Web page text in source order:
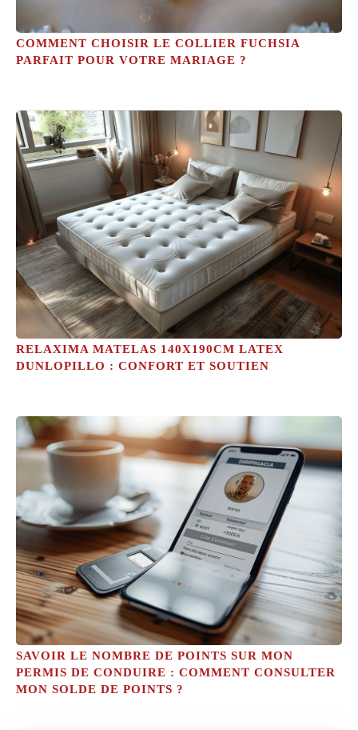
COMMENT CHOISIR LE COLLIER FUCHSIA
PARFAIT POUR VOTRE MARIAGE ?
RELAXIMA MATELAS 140X190CM LATEX
DUNLOPILLO : CONFORT ET SOUTIEN
SAVOIR LE NOMBRE DE POINTS SUR MON
PERMIS DE CONDUIRE : COMMENT CONSULTER
MON SOLDE DE POINTS ?